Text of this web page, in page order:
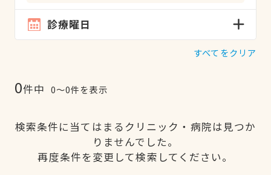
診療曜日
すべてをクリア
0件中 0〜0件を表示
検索条件に当てはまるクリニック・病院は見つか
りませんでした。
再度条件を変更して検索してください。